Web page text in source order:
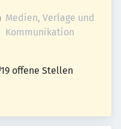
Medien, Verlage und
Kommunikation
19 offene Stellen